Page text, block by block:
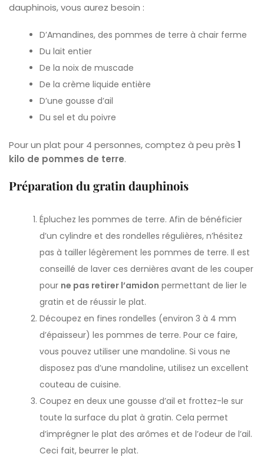
dauphinois, vous aurez besoin :
D’Amandines, des pommes de terre à chair ferme
Du lait entier
De la noix de muscade
De la crème liquide entière
D’une gousse d’ail
Du sel et du poivre
Pour un plat pour 4 personnes, comptez à peu près 1
kilo de pommes de terre.
Préparation du gratin dauphinois
Épluchez les pommes de terre. Afin de bénéficier
d’un cylindre et des rondelles régulières, n’hésitez
pas à tailler légèrement les pommes de terre. Il est
conseillé de laver ces dernières avant de les couper
pour ne pas retirer l’amidon permettant de lier le
gratin et de réussir le plat.
Découpez en fines rondelles (environ 3 à 4 mm
d’épaisseur) les pommes de terre. Pour ce faire,
vous pouvez utiliser une mandoline. Si vous ne
disposez pas d’une mandoline, utilisez un excellent
couteau de cuisine.
Coupez en deux une gousse d’ail et frottez-le sur
toute la surface du plat à gratin. Cela permet
d’imprégner le plat des arômes et de l’odeur de l’ail.
Ceci fait, beurrer le plat.